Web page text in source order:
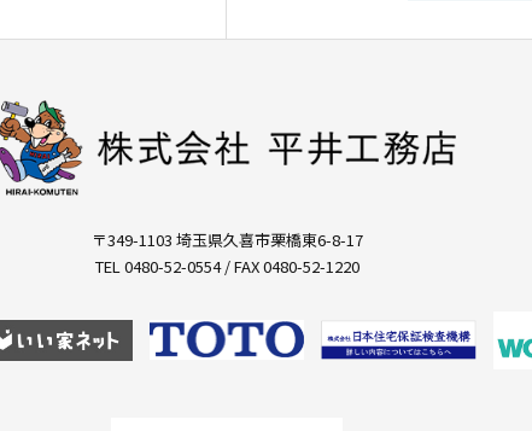
〒349-1103 埼玉県久喜市栗橋東6-8-17
TEL 0480-52-0554 / FAX 0480-52-1220